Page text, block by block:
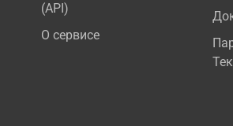
(API)
О сервисе